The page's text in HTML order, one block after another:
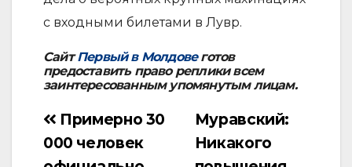
с входными билетами в Лувр.
СайтПервый в Молдовеготов
предоставить право реплики всем
заинтересованным упомянутым лицам.
Навигация
по
Муравский:
Никакого
Примерно 30
000 человек